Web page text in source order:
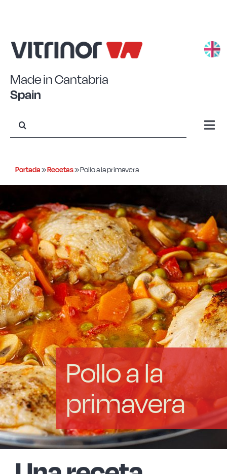
Made in Cantabria
Spain
Acero Eco+
Acero forjado
Borosilicato
Más Menaje
Sostenibles
Somos Cooperativa
Cocinando
Las Noticias
Portada»Recetas»Pollo a la primavera
Pollo a la
primavera